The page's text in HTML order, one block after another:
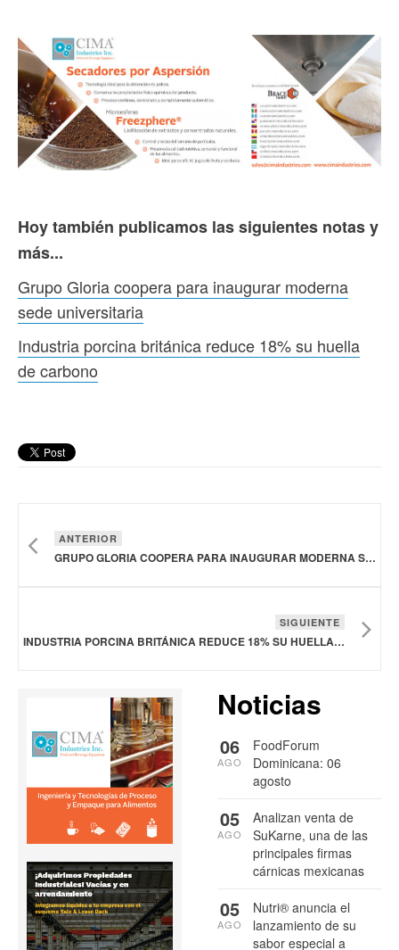
Hoy también publicamos las siguientes notas y
más...
Grupo Gloria coopera para inaugurar moderna
sede universitaria
Industria porcina británica reduce 18% su huella
de carbono
ANTERIOR
GRUPO GLORIA COOPERA PARA INAUGURAR MODERNA SEDE UNIVERSITARIA
SIGUIENTE
INDUSTRIA PORCINA BRITÁNICA REDUCE 18% SU HUELLA DE CARBONO
Noticias
FoodForum
Dominicana: 06
agosto
06
AGO
Analizan venta de
SuKarne, una de las
principales firmas
cárnicas mexicanas
05
AGO
Nutri® anuncia el
lanzamiento de su
sabor especial a
05
AGO